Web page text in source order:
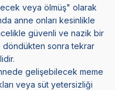
veya ölmüş" olarak
anne onları kesinlikle
güvenli ve nazik bir
döndükten sonra tekrar
gelişebilecek meme
veya süt yetersizliği